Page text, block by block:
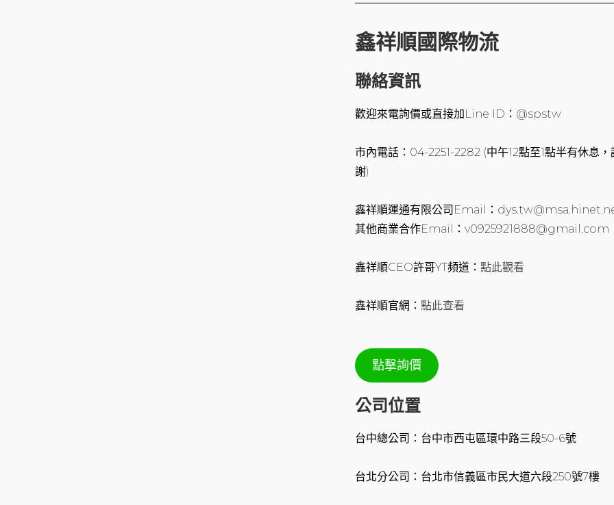
鑫祥順國際物流
聯絡資訊
歡迎來電詢價或直接加Line ID：@spstw
市內電話：04-2251-2282 (中午12點至1點半有休息
謝)
鑫祥順運通有限公司Email：
其他商業合作Email：v0925921888@gmail.com
鑫祥順CEO許哥YT頻道： 點此觀看
鑫祥順官網： 點此查看
點擊詢價
公司位置
台中總公司：台中市西屯區環中路三段50-6號
台北分公司：台北市信義區市民大道六段250號7樓